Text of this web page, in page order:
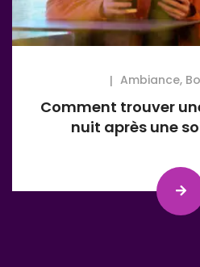
Ambiance,
Comment trouver
nuit après une